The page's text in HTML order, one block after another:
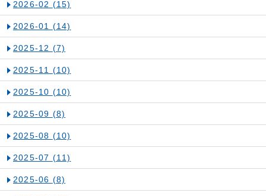
2026-02 (15)
2026-01 (14)
2025-12 (7)
2025-11 (10)
2025-10 (10)
2025-09 (8)
2025-08 (10)
2025-07 (11)
2025-06 (8)